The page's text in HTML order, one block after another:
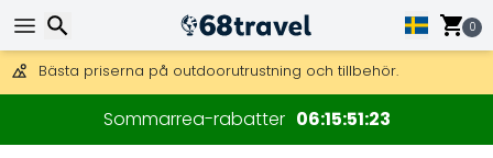
0
DHL Express över natten är också tillgängligt.
30 dagar för retur, 90 dagar för träkartor och dekorationer.
Bästa priserna på outdoorutrustning och tillbehör.
Sommarrea-rabatter 06155123